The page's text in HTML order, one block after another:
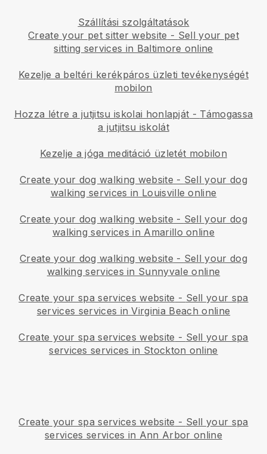
Szállítási szolgáltatások
Create your pet sitter website - Sell your pet
sitting services in Baltimore online
Kezelje a beltéri kerékpáros üzleti tevékenységét
mobilon
Hozza létre a jutjitsu iskolai honlapját - Támogassa
a jutjitsu iskolát
Kezelje a jóga meditáció üzletét mobilon
Create your dog walking website - Sell your dog
walking services in Louisville online
Create your dog walking website - Sell your dog
walking services in Amarillo online
Create your dog walking website - Sell your dog
walking services in Sunnyvale online
Create your spa services website - Sell your spa
services services in Virginia Beach online
Create your spa services website - Sell your spa
services services in Stockton online
Create your spa services website - Sell your spa
services services in Ann Arbor online